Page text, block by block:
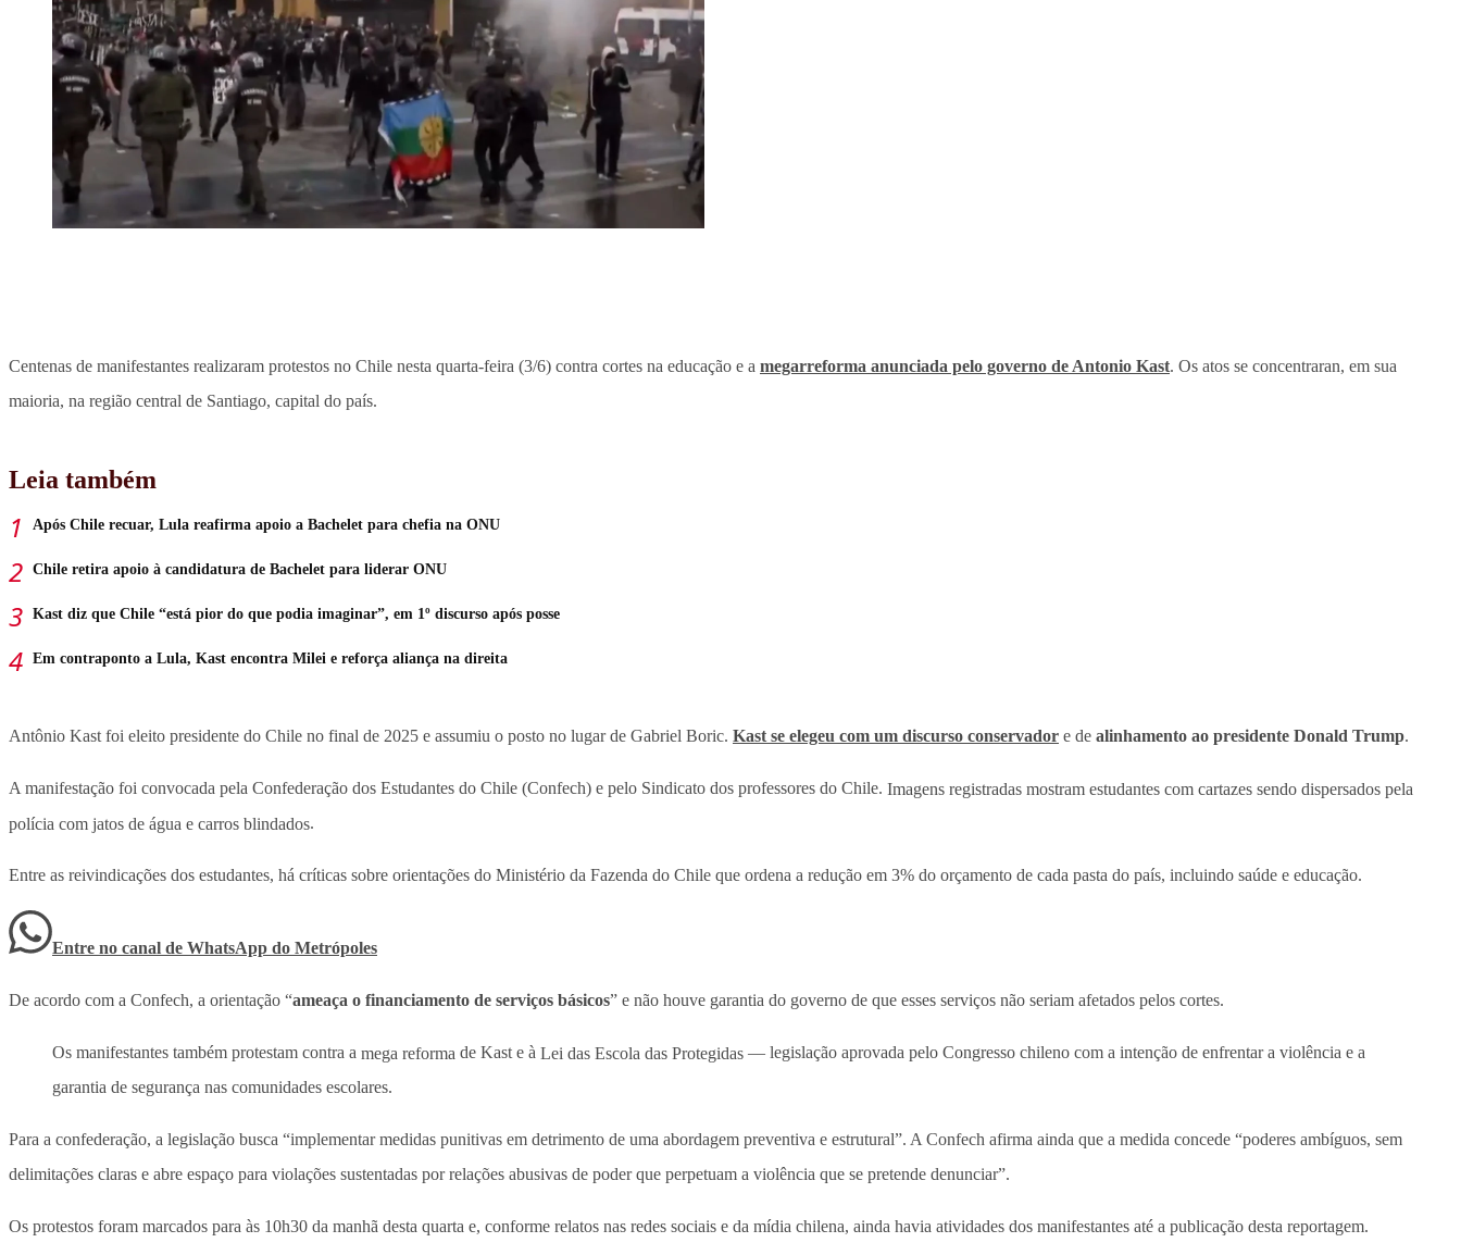
Centenas de manifestantes realizaram protestos no Chile nesta quarta-feira (3/6) contra cortes na educação e a megarreforma anunciada pelo governo de Antonio Kast. Os atos se concentraran, em sua
maioria, na região central de Santiago, capital do país.
Leia também
Após Chile recuar, Lula reafirma apoio a Bachelet para chefia na ONU
Chile retira apoio à candidatura de Bachelet para liderar ONU
Kast diz que Chile “está pior do que podia imaginar”, em 1º discurso após posse
Em contraponto a Lula, Kast encontra Milei e reforça aliança na direita
Antônio Kast foi eleito presidente do Chile no final de 2025 e assumiu o posto no lugar de Gabriel Boric. Kast se elegeu com um discurso conservador e de alinhamento ao presidente Donald Trump.
A manifestação foi convocada pela Confederação dos Estudantes do Chile (Confech) e pelo Sindicato dos professores do Chile. Imagens registradas mostram estudantes com cartazes sendo dispersados pela
polícia com jatos de água e carros blindados.
Entre as reivindicações dos estudantes, há críticas sobre orientações do Ministério da Fazenda do Chile que ordena a redução em 3% do orçamento de cada pasta do país, incluindo saúde e educação.
Entre no canal de WhatsApp do Metrópoles
De acordo com a Confech, a orientação “ameaça o financiamento de serviços básicos” e não houve garantia do governo de que esses serviços não seriam afetados pelos cortes.
Os manifestantes também protestam contra a mega reforma de Kast e à Lei das Escola das Protegidas — legislação aprovada pelo Congresso chileno com a intenção de enfrentar a violência e a
garantia de segurança nas comunidades escolares.
Para a confederação, a legislação busca “implementar medidas punitivas em detrimento de uma abordagem preventiva e estrutural”. A Confech afirma ainda que a medida concede “poderes ambíguos, sem
delimitações claras e abre espaço para violações sustentadas por relações abusivas de poder que perpetuam a violência que se pretende denunciar”.
Os protestos foram marcados para às 10h30 da manhã desta quarta e, conforme relatos nas redes sociais e da mídia chilena, ainda havia atividades dos manifestantes até a publicação desta reportagem.